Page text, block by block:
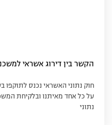
הקשר בין דירוג אשראי
על כל אחד מאיתנו ובלקיחת
נתוני